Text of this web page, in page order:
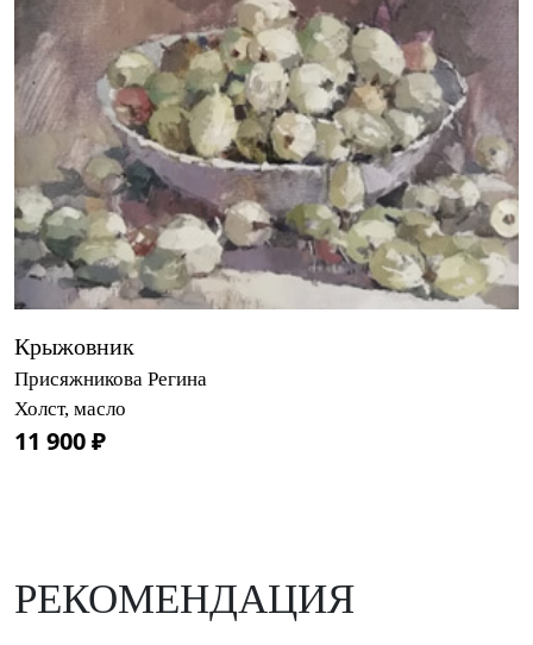
Крыжовник
Присяжникова Регина
Холст, масло
11 900 ₽
РЕКОМЕНДАЦИЯ